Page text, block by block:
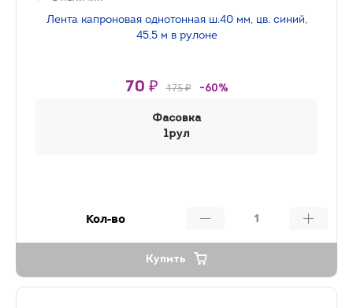
Лента капроновая однотонная ш.40 мм, цв. синий,
45,5 м в рулоне
70 ₽ 175 ₽ -60%
Фасовка
1рул
Кол-во
Купить